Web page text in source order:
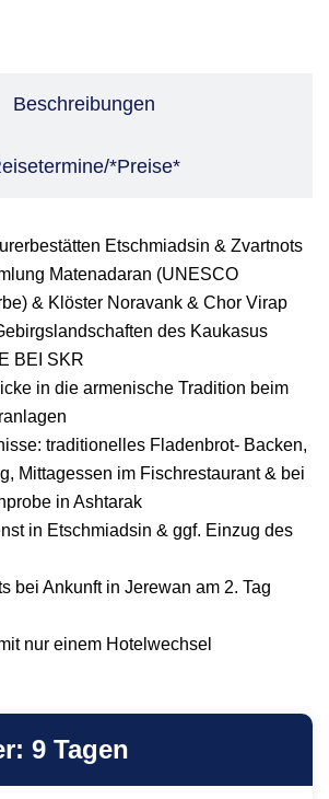
Beschreibungen
*Preise*
Etschmiadsin & Zvartnots
Matenadaran (UNESCO
& Klöster Noravank & Chor Virap
des Kaukasus
BEI SKR
in die armenische Tradition beim
traditionelles Fladenbrot- Backen,
Mittagessen im Fischrestaurant & bei
in Ashtarak
in Etschmiadsin & ggf. Einzug des
bei Ankunft in Jerewan am 2. Tag
nur einem Hotelwechsel
9 Tagen